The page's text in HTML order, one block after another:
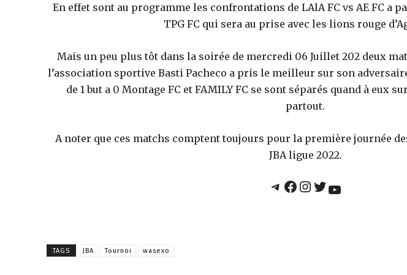
En effet sont au programme les confrontations de LAlA FC vs AE FC a
TPG FC qui sera au prise avec les lions rouge
Mais un peu plus tôt dans la soirée de mercredi 06 Juillet 202 deux
l’association sportive Basti Pacheco a pris le meilleur sur son
de 1 but a 0 Montage FC et FAMILY FC se sont séparés quand à eux
partout.
A noter que ces matchs comptent toujours pour la première journée
JBA ligue 2022.
Telegram Facebook Instagram Twitter YouTube
TAGS JBA Tournoi wasexo